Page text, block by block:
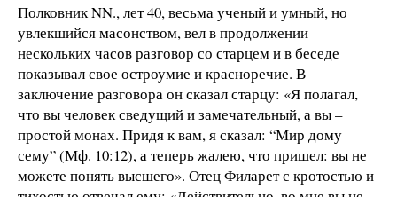
Полковник NN., лет 40, весьма ученый и умный, но
увлекшийся масонством, вел в продолжении
нескольких часов разговор со старцем и в беседе
показывал свое остроумие и красноречие. В
заключение разговора он сказал старцу: «Я полагал,
что вы человек сведущий и замечательный, а вы –
простой монах. Придя к вам, я сказал: “Мир дому
сему” (Мф. 10:12), а теперь жалею, что пришел: вы не
можете понять высшего». Отец Филарет с кротостью и